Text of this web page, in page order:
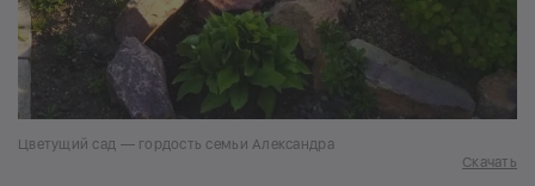
Цветущий сад — гордость семьи Александра
Скачать